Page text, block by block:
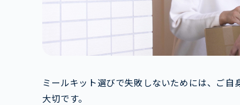
ミールキット選びで失敗しないためには、ご
大切です。